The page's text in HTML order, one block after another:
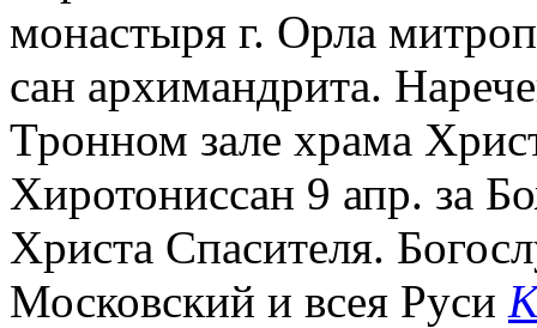
монастыря г. Орла
сан архимандрита.
Тронном зале храма
Хиротониссан 9 апр. за
Христа Спасителя.
Московский и всея Руси